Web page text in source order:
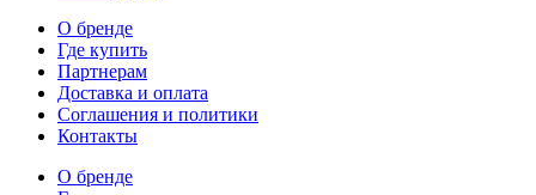
О бренде
Где купить
Партнерам
Доставка и оплата
Соглашения и политики
Контакты
О бренде